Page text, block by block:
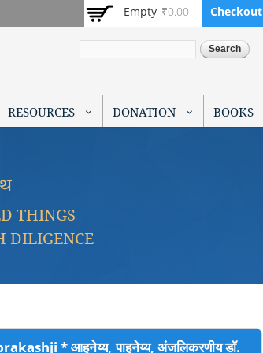
Empty ₹0.00 Checkout
RESOURCES DONATION BOOKS
THINGS
DILIGENCE
* आहुनेय्य, पाहुनेय्य, अंजलिकरणीय डॉ.